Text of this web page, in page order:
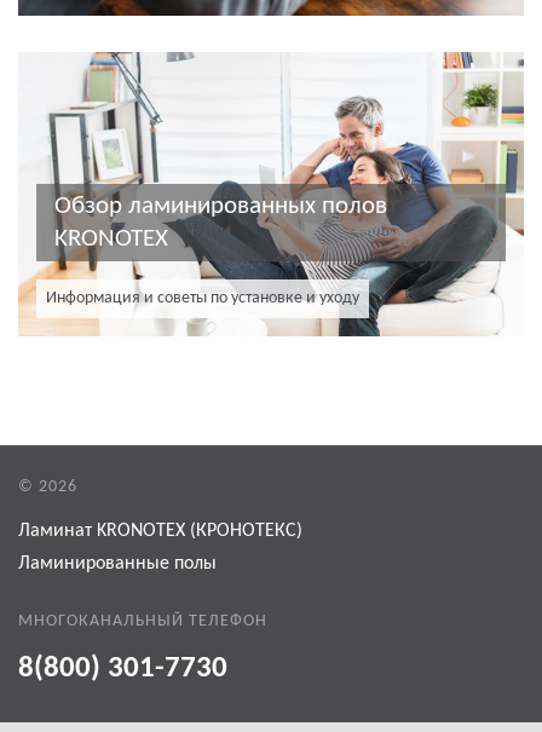
Обзор ламинированных полов
KRONOTEX
Информация и советы по установке и уходу
© 2026
Ламинат KRONOTEX (КРОНОТЕКС)
Ламинированные полы
МНОГОКАНАЛЬНЫЙ ТЕЛЕФОН
8(800) 301-7730